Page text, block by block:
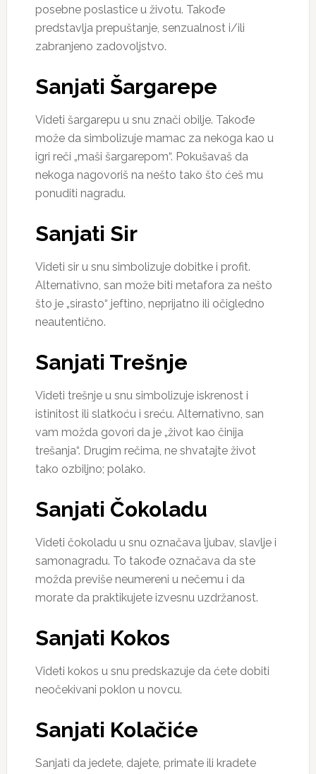
posebne poslastice u životu. Takođe
predstavlja prepuštanje, senzualnost i/ili
zabranjeno zadovoljstvo.
Sanjati Šargarepe
Videti šargarepu u snu znači obilje. Takođe
može da simbolizuje mamac za nekoga kao u
igri reči „maši šargarepom“. Pokušavaš da
nekoga nagovoriš na nešto tako što ćeš mu
ponuditi nagradu.
Sanjati Sir
Videti sir u snu simbolizuje dobitke i profit.
Alternativno, san može biti metafora za nešto
što je „sirasto“ jeftino, neprijatno ili očigledno
neautentično.
Sanjati Trešnje
Videti trešnje u snu simbolizuje iskrenost i
istinitost ili slatkoću i sreću. Alternativno, san
vam možda govori da je „život kao činija
trešanja“. Drugim rečima, ne shvatajte život
tako ozbiljno; polako.
Sanjati Čokoladu
Videti čokoladu u snu označava ljubav, slavlje i
samonagradu. To takođe označava da ste
možda previše neumereni u nečemu i da
morate da praktikujete izvesnu uzdržanost.
Sanjati Kokos
Videti kokos u snu predskazuje da ćete dobiti
neočekivani poklon u novcu.
Sanjati Kolačiće
Sanjati da jedete, dajete, primate ili kradete